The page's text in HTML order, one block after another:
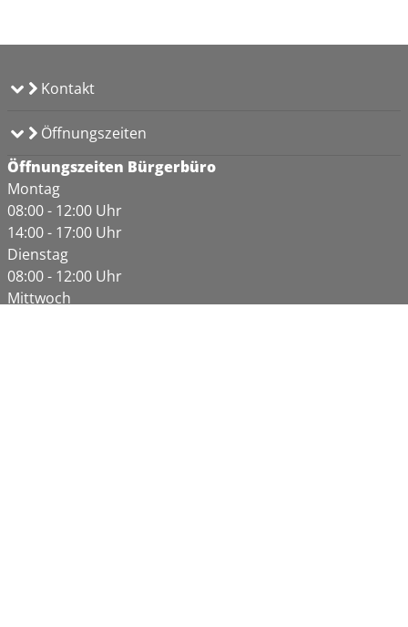
Kontakt
Öffnungszeiten
Öffnungszeiten Bürgerbüro
Montag
08:00 - 12:00 Uhr
14:00 - 17:00 Uhr
Dienstag
08:00 - 12:00 Uhr
Mittwoch